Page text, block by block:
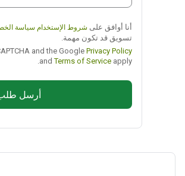
أنا أوافق علىشروط الإستخدام سياسة الخصوصية
تسويق قد تكون مهمة.
reCAPTCHA and the Google Privacy Policy
andTerms of Service
أرسل طلب